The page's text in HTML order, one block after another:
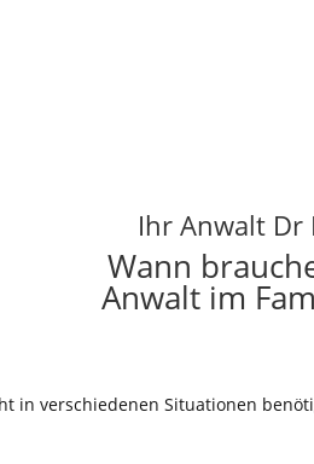
Ihr Anwalt Dr
Wann
Anwalt im
in verschiedenen Situationen